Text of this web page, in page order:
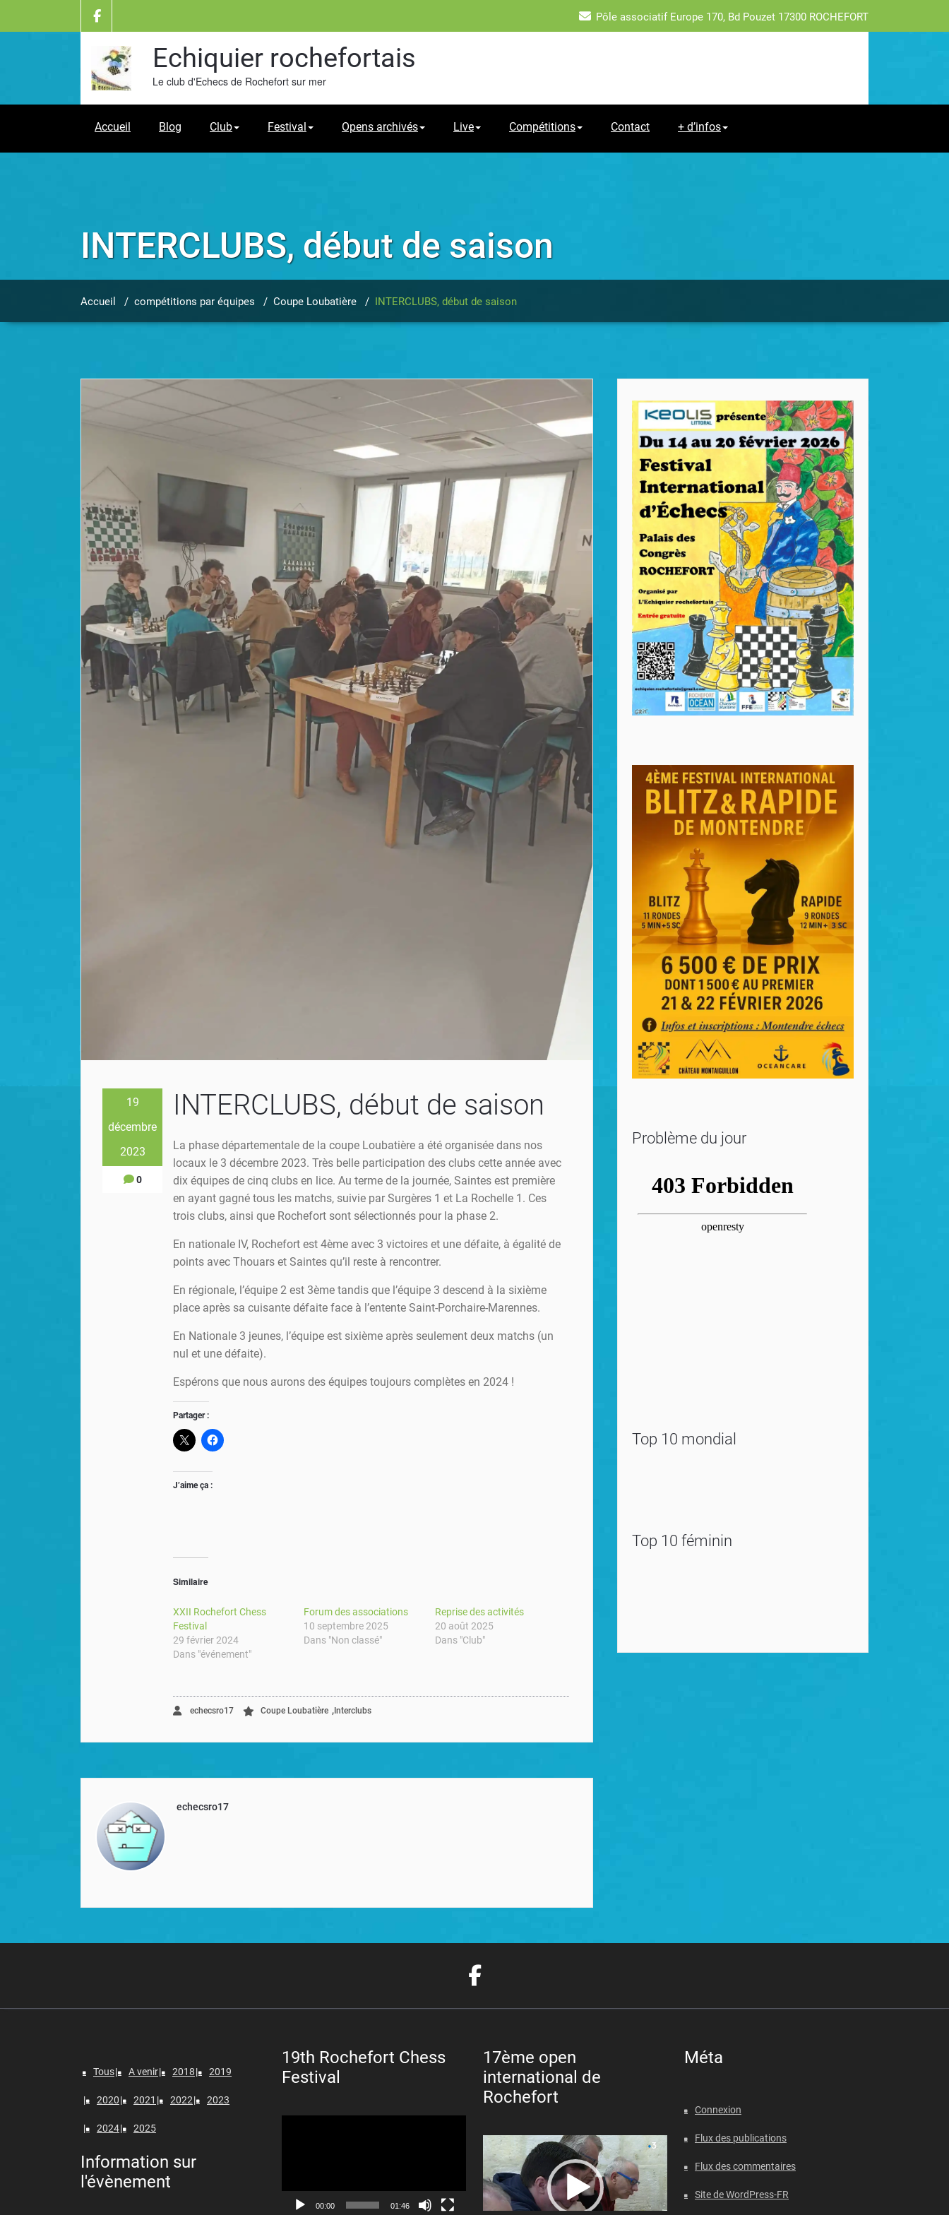
content
Pôle associatif Europe 170, Bd Pouzet 17300 ROCHEFORT
Echiquier rochefortais
Le club d'Echecs de Rochefort sur mer
Accueil Blog Club Festival Opens archivés Live Compétitions Contact + d’infos
INTERCLUBS, début de saison
Accueil / compétitions par équipes / Coupe Loubatière / INTERCLUBS, début de saison
19
décembre
2023
0
INTERCLUBS, début de saison
La phase départementale de la coupe Loubatière a été organisée dans nos
locaux le 3 décembre 2023. Très belle participation des clubs cette année avec
dix équipes de cinq clubs en lice. Au terme de la journée, Saintes est première
en ayant gagné tous les matchs, suivie par Surgères 1 et La Rochelle 1. Ces
trois clubs, ainsi que Rochefort sont sélectionnés pour la phase 2.
En nationale IV, Rochefort est 4ème avec 3 victoires et une défaite, à égalité de
points avec Thouars et Saintes qu’il reste à rencontrer.
En régionale, l’équipe 2 est 3ème tandis que l’équipe 3 descend à la sixième
place après sa cuisante défaite face à l’entente Saint-Porchaire-Marennes.
En Nationale 3 jeunes, l’équipe est sixième après seulement deux matchs (un
nul et une défaite).
Espérons que nous aurons des équipes toujours complètes en 2024 !
Partager :
J’aime ça :
Similaire
XXII Rochefort Chess
Festival
29 février 2024
Dans "événement"
Forum des associations
10 septembre 2025
Dans "Non classé"
Reprise des activités
20 août 2025
Dans "Club"
echecsro17 Coupe Loubatière , Interclubs
echecsro17
Problème du jour
Top 10 mondial
Top 10 féminin
Tous A venir 2018 2019
2020 2021 2022 2023
2024 2025
Information sur
l'évènement
19th Rochefort Chess
Festival
00:00 01:46
17ème open
international de
Rochefort
Lecteur
vidéo
Méta
Connexion
Flux des publications
Flux des commentaires
Site de WordPress-FR